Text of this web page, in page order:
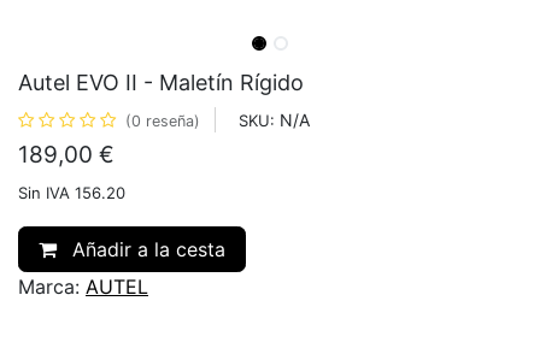
Autel EVO II - Maletín Rígido
(0 reseña) SKU: N/A
189,00 €
Sin IVA 156.20
Añadir a la cesta
Marca: AUTEL